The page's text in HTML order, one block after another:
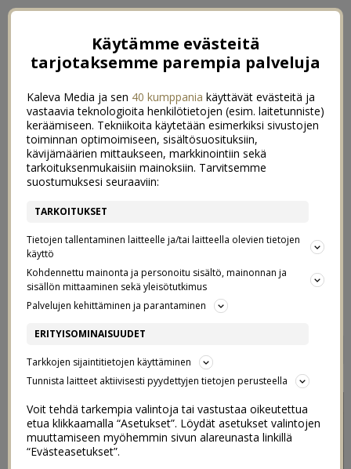
20 – POLARN O. PYRET
PYYKKIHOMMIA
20/12/2015
Käytämme evästeitä
tarjotaksemme parempia palveluja
Kaleva Media ja sen 40 kumppania käyttävät evästeitä ja
vastaavia teknologioita henkilötietojen (esim. laitetunniste)
keräämiseen. Tekniikoita käytetään esimerkiksi sivustojen
toiminnan optimoimiseen, sisältösuosituksiin,
kävijämäärien mittaukseen, markkinointiin sekä
tarkoituksenmukaisiin mainoksiin. Tarvitsemme
suostumuksesi seuraaviin:
TARKOITUKSET
Tietojen tallentaminen laitteelle ja/tai laitteella olevien tietojen
käyttö
Kohdennettu mainonta ja personoitu sisältö, mainonnan ja
sisällön mittaaminen sekä yleisötutkimus
Palvelujen kehittäminen ja parantaminen
ERITYISOMINAISUUDET
Tarkkojen sijaintitietojen käyttäminen
Tunnista laitteet aktiivisesti pyydettyjen tietojen perusteella
Voit tehdä tarkempia valintoja tai vastustaa oikeutettua
etua klikkaamalla “Asetukset”. Löydät asetukset valintojen
muuttamiseen myöhemmin sivun alareunasta linkillä
“Evästeasetukset”.